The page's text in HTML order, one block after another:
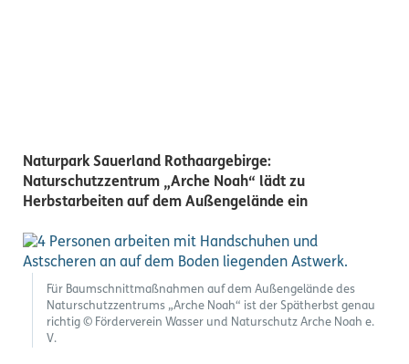
Naturpark Sauerland Rothaargebirge:
Naturschutzzentrum „Arche Noah“ lädt zu
Herbstarbeiten auf dem Außengelände ein
Für Baumschnittmaßnahmen auf dem Außengelände des
Naturschutzzentrums „Arche Noah“ ist der Spätherbst genau
richtig © Förderverein Wasser und Naturschutz Arche Noah e.
V.